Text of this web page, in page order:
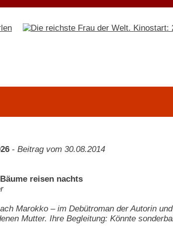
- Beitrag vom 30.08.2014
reisen nachts
Marokko – im Debütroman der Autorin
Mutter. Ihre Begleitung: Könnte